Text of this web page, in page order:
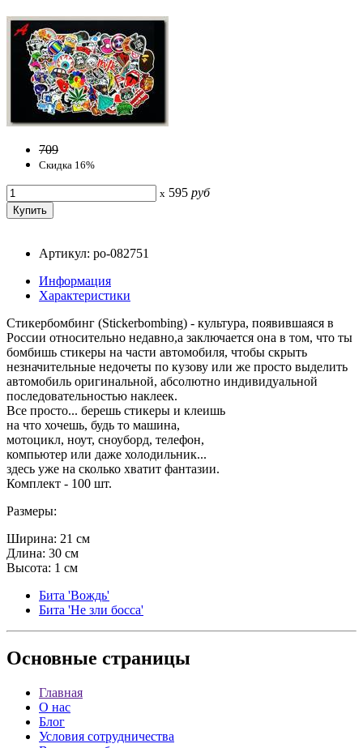
709
Скидка 16%
x 595 руб
Артикул: po-082751
Информация
Характеристики
Стикербомбинг (Stiсkerbombing) - культура, появившаяся в
России относительно недавно,а заключается она в том, что ты
бомбишь стикеры на части автомобиля, чтобы скрыть
незначительные недочеты по кузову или же просто выделить
автомобиль оригинальной, абсолютно индивидуальной
последовательностью наклеек.
Все просто... берешь стикеры и клеишь
на что хочешь, будь то машина,
мотоцикл, ноут, сноуборд, телефон,
компьютер или даже холодильник...
здесь уже на сколько хватит фантазии.
Комплект - 100 шт.
Размеры:
Ширина: 21 см
Длина: 30 см
Высота: 1 см
Бита 'Вождь'
Бита 'Не зли босса'
Основные страницы
Главная
О нас
Блог
Условия сотрудничества